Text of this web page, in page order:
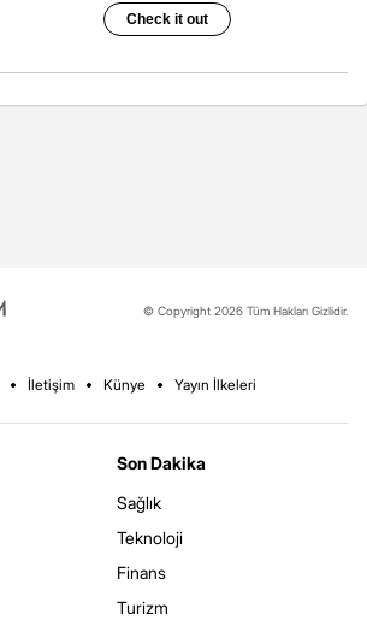
© Copyright 2026 Tüm Hakları Gizlidir.
İletişim Künye Yayın İlkeleri
Son Dakika
Sağlık
Teknoloji
Finans
Turizm